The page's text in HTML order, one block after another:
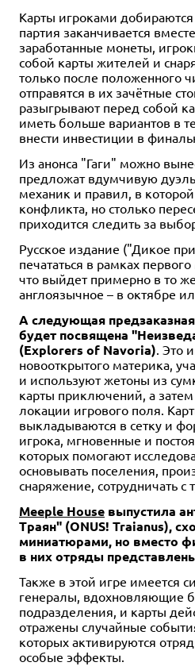
Карты игроками
партия заканчивается
заработанные монеты,
собой карты жителей и
только после положенного
отправятся в их зачётные
разыгрывают перед собой
иметь больше вариантов в
внести инвестиции в
Из анонса "Гаги" можно
предложат вдумчивую
механик и правил, в
конфликта, но столько
приходится следить за
Русское издание ("Дикое
печататься в рамках
что выйдет примерно в то
англоязычное – в октябре
А следующая
будет посвящена
(Explorers of Navoria) . Это
новооткрытого материка,
и используют жетоны из
карты приключений, а
локации игрового поля.
выкладываются в сетку и
игрока, мгновенные и
которых помогают
основывать поселения,
снаряжение, сотрудничать с
Meeple House выпустила
Траян" (ONUS! Traianus),
миниатюрами, но вместо
в них отряды
Также в этой игре имеется
генералы, вдохновляющие
подразделения, и карты
отражены случайные
которых активируются
особые эффекты.